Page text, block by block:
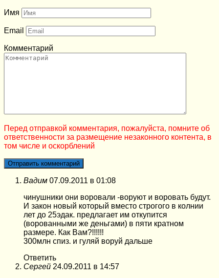
Имя
Email
Комментарий
Перед отправкой комментария, пожалуйста, помните об
ответственности за размещение незаконного контента, в
том числе и оскорблений
Вадим 07.09.2011 в 01:08
чинушники они воровали -воруют и воровать будут.
И закон новый который вместо строгого в колнии
лет до 25эдак. предлагает им откупится
(ворованными же деньгами) в пяти кратном
размере. Как Вам?!!!!!!
300млн спиз. и гуляй воруй дальше
Ответить
Сергей 24.09.2011 в 14:57